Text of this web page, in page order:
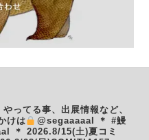
ってる事、出展情報など、
けは @segaaaaal ＊ #鰻
＊ 2026.8/15(土)夏コミ